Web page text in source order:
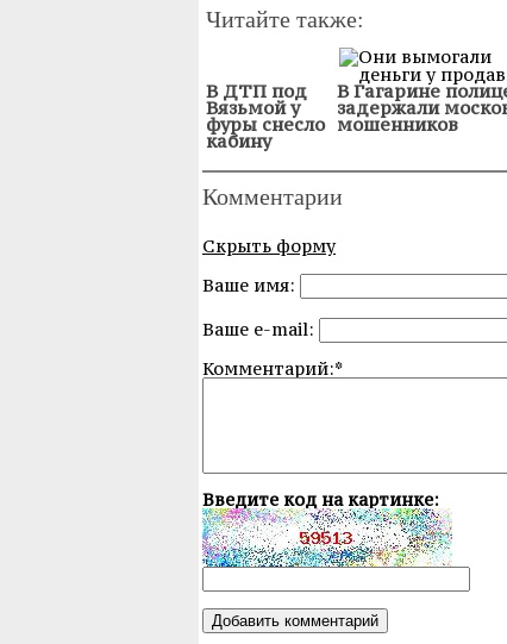
Читайте также:
В ДТП под
Вязьмой у
фуры снесло
кабину
В Гагарине
задержали
мошенников
Комментарии
Скрыть форму
Ваше имя:
Ваше e-mail:
Комментарий:*
Введите код на картинке: